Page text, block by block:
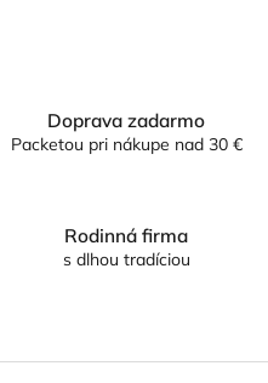
Doprava zadarmo
Packetou pri nákupe nad 30 €
Rodinná firma
s dlhou tradíciou